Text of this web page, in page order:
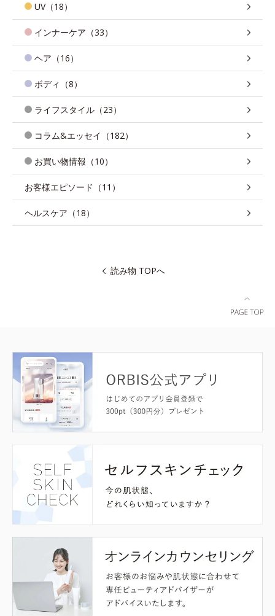
UV（18）
インナーケア（33）
ヘア（16）
ボディ（8）
ライフスタイル（23）
コラム&エッセイ（182）
お買い物情報（10）
お客様エピソード（11）
ヘルスケア（18）
読み物 TOPへ